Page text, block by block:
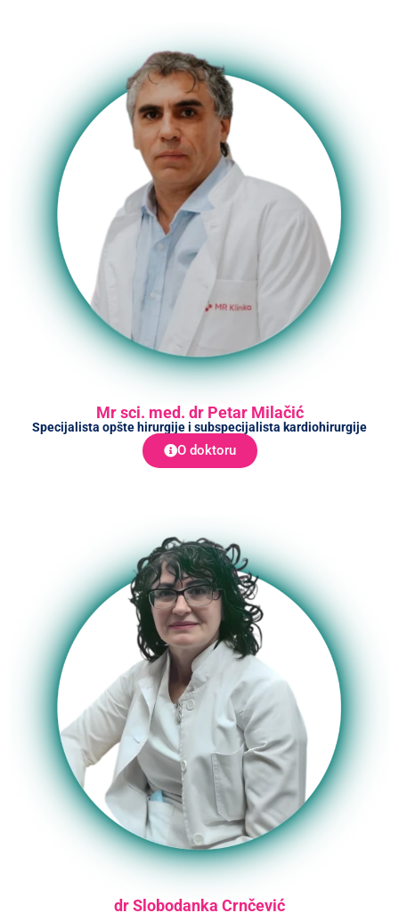
Mr sci. med. dr Petar Milačić
Specijalista opšte hirurgije i subspecijalista kardiohirurgije
O doktoru
dr Slobodanka Crnčević